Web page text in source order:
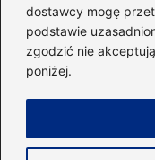
dostawcy mogę
podstawie
zgodzić nie
poniżej.
Sport(60)
Sprzęt i
Suplementy(38)